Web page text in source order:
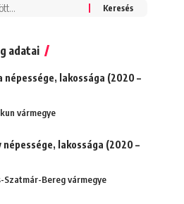
adatai
népessége, lakossága (2020 –
vármegye
népessége, lakossága (2020 –
Szatmár-Bereg vármegye